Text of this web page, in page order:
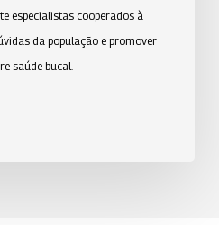
especialistas cooperados à
da população e promover
saúde bucal.